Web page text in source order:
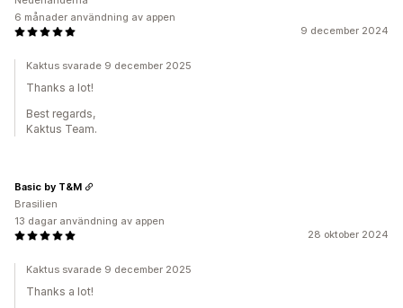
9 december 2024
6 månader användning av appen
Kaktus svarade 9 december 2025
Thanks a lot!
Best regards,
Kaktus Team.
28 oktober 2024
Basic by T&M
Brasilien
13 dagar användning av appen
Kaktus svarade 9 december 2025
Thanks a lot!